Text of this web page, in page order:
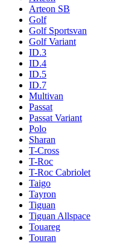
Arteon SB
Golf
Golf Sportsvan
Golf Variant
ID.3
ID.4
ID.5
ID.7
Multivan
Passat
Passat Variant
Polo
Sharan
T-Cross
T-Roc
T-Roc Cabriolet
Taigo
Tayron
Tiguan
Tiguan Allspace
Touareg
Touran